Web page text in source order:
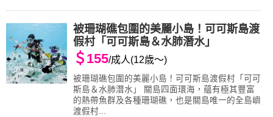
被珊瑚礁包圍的美麗小島！可可斯島渡
假村「可可斯島＆水肺潛水」
＄155/成人(12歳～)
被珊瑚礁包圍的美麗小島！可可斯島渡假村「可可
斯島＆水肺潛水」 關島四面環海，蘊有極其豐富
的熱帶魚群及各種珊瑚礁，也是關島唯一的全島嶼
渡假村...